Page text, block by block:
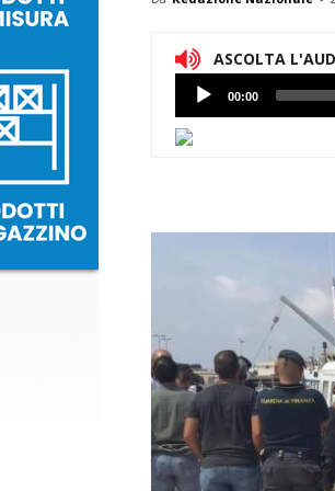
ASCOLTA
Lettore
Audio
00:00